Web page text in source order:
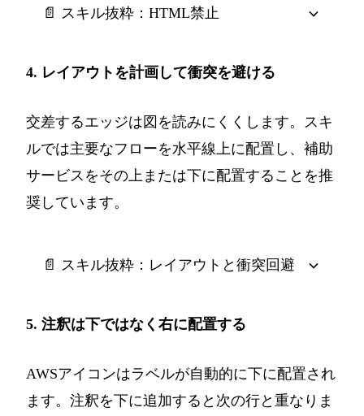
📄 スキル抜粋：HTML禁止
4. レイアウトを計画して衝突を避ける
交差するエッジは図を読みにくくします。スキ
ルでは主要なフローを水平線上に配置し、補助
サービスをその上または下に配置することを推
奨しています。
📄 スキル抜粋：レイアウトと衝突回避
5. 注釈は下ではなく右に配置する
AWSアイコンはラベルが自動的に下に配置され
ます。注釈を下に追加すると次の行と重なりま